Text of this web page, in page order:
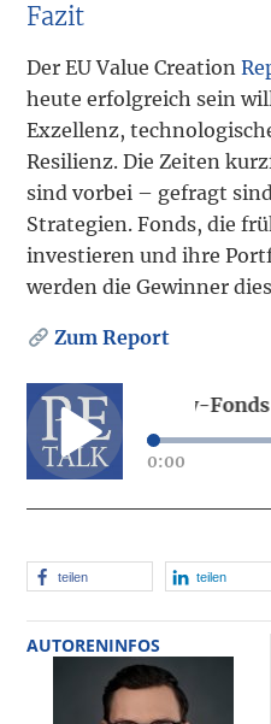
Fazit
Der EU Value Creation
heute erfolgreich sein
Exzellenz,
Resilienz. Die Zeiten
sind vorbei – gefragt
Strategien. Fonds, die
investieren und ihre
werden die Gewinner
Zum Report
Private Equity-Fonds
0:00
Wie Private Equity-
teilen teilen
AUTORENINFOS